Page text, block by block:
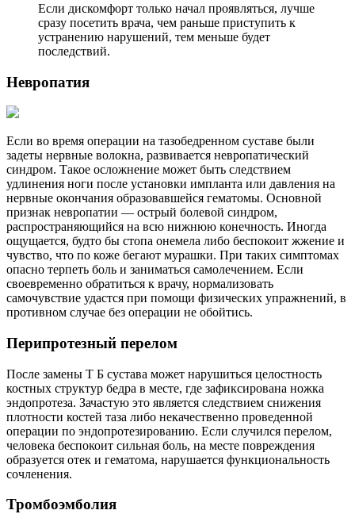
Если дискомфорт только начал проявляться, лучше
сразу посетить врача, чем раньше приступить к
устранению нарушений, тем меньше будет
последствий.
Невропатия
Если во время операции на тазобедренном суставе были
задеты нервные волокна, развивается невропатический
синдром. Такое осложнение может быть следствием
удлинения ноги после установки импланта или давления на
нервные окончания образовавшейся гематомы. Основной
признак невропатии — острый болевой синдром,
распространяющийся на всю нижнюю конечность. Иногда
ощущается, будто бы стопа онемела либо беспокоит жжение и
чувство, что по коже бегают мурашки. При таких симптомах
опасно терпеть боль и заниматься самолечением. Если
своевременно обратиться к врачу, нормализовать
самочувствие удастся при помощи физических упражнений, в
противном случае без операции не обойтись.
Перипротезный перелом
После замены Т Б сустава может нарушиться целостность
костных структур бедра в месте, где зафиксирована ножка
эндопротеза. Зачастую это является следствием снижения
плотности костей таза либо некачественно проведенной
операции по эндопротезированию. Если случился перелом,
человека беспокоит сильная боль, на месте повреждения
образуется отек и гематома, нарушается функциональность
сочленения.
Тромбоэмболия